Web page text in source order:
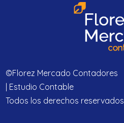
©Florez Mercado Contadores
| Estudio Contable
Todos los derechos reservados